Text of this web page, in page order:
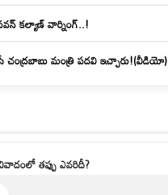
కల్యాణ్ వార్నింగ్..!
చంద్రబాబు మంత్రి పదవి ఇచ్చారు!(వీడియో)
తప్పు ఎవరిదీ?